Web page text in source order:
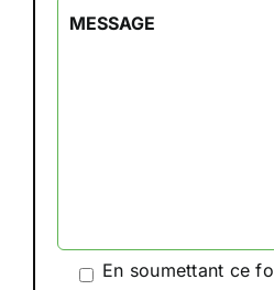
En soumettant ce